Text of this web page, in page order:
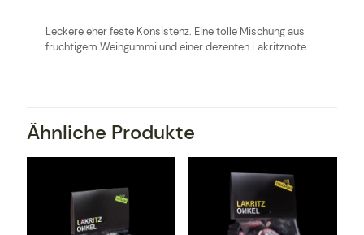
Leckere eher feste Konsistenz. Eine tolle Mischung aus
fruchtigem Weingummi und einer dezenten Lakritznote.
Ähnliche Produkte